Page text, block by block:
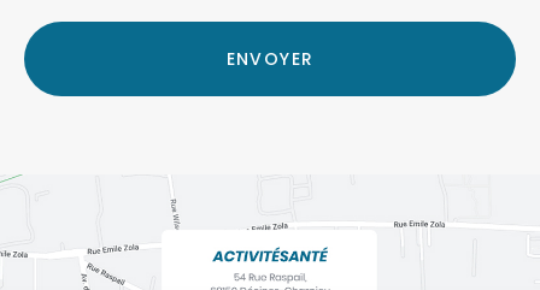
Acceptation
RGPD
*
ENVOYER